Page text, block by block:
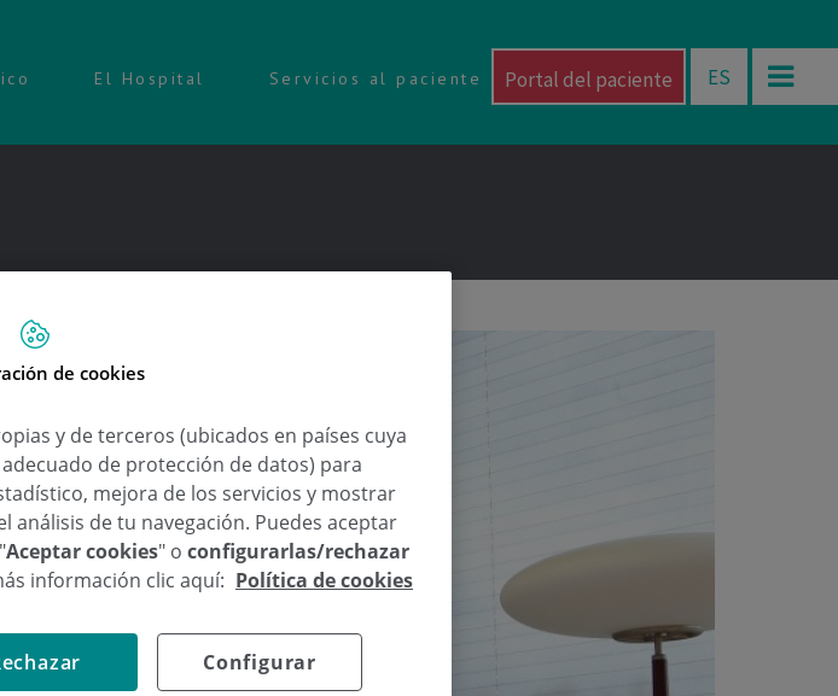
El Hospital Servicios al paciente Portal del paciente ES
de cookies
y de terceros (ubicados en países cuya
de protección de datos) para
mejora de los servicios y mostrar
análisis de tu navegación. Puedes aceptar
Aceptar cookies" o configurarlas/rechazar
información clic aquí: Política de cookies
Configurar